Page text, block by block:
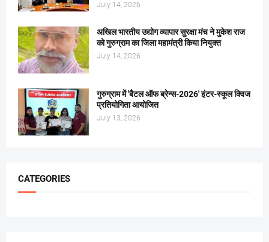
July 14, 2026
अखिल भारतीय उद्योग व्यापार सुरक्षा मंच ने मुकेश राज
को गुरुग्राम का जिला महामंत्री किया नियुक्त
July 14, 2026
गुरुग्राम में 'बैटल ऑफ ब्रेन्स-2026' इंटर-स्कूल क्विज
प्रतियोगिता आयोजित
July 13, 2026
CATEGORIES